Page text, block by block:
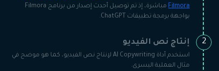
Filmora
مباشرة، إذ تم توصيل أحدث إصدار من برنامج Filmora
بواجهة برمجة تطبيقات ChatGPT.
2 إنتاج نص الفيديو
استخدم أداة AI Copywriting لإنتاج نص الفيديو، كما هو موضح في
مثال العملية اليسرى.